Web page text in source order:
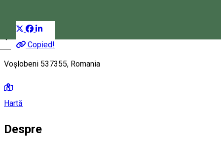
Magyar Copied!
Voșlobeni 537355, Romania
Hartă
Despre